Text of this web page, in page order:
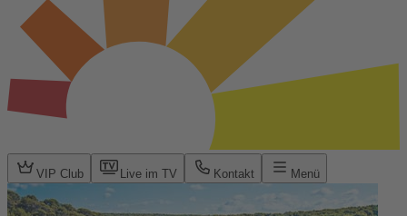
VIP Club Live im TV Kontakt Menü